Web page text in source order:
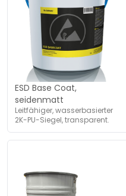
ESD Base Coat,
seidenmatt
Leitfähiger, wasserbasierter
2K-PU-Siegel, transparent.